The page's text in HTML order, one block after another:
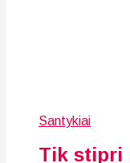
Santykiai
Tik stipri